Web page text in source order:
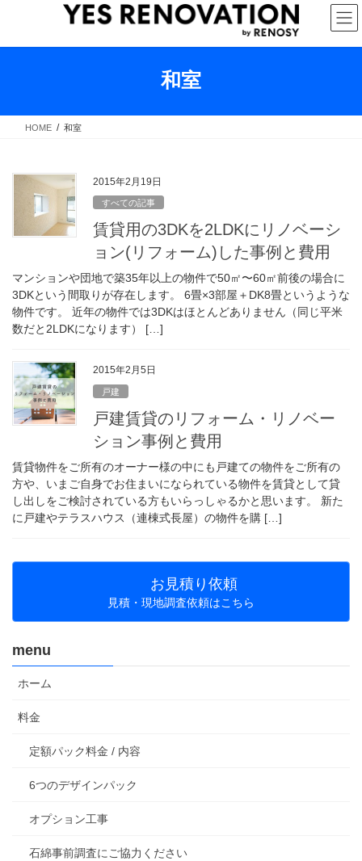
和室
HOME 和室
2015年2月19日
すべての記事
賃貸用の3DKを2LDKにリノベーシ
ョン(リフォーム)した事例と費用
マンションや団地で築35年以上の物件で50㎡〜60㎡前後の場合に
3DKという間取りが存在します。 6畳×3部屋＋DK8畳というような
物件です。 近年の物件では3DKはほとんどありません（同じ平米
数だと2LDKになります） […]
2015年2月5日
戸建
戸建賃貸のリフォーム・リノベー
ション事例と費用
賃貸物件をご所有のオーナー様の中にも戸建ての物件をご所有の
方や、いまご自身でお住まいになられている物件を賃貸として貸
し出しをご検討されている方もいらっしゃるかと思います。 新た
に戸建やテラスハウス（連棟式長屋）の物件を購 […]
お見積り依頼
見積・現地調査依頼はこちら
menu
ホーム
料金
定額パック料金 / 内容
6つのデザインパック
オプション工事
石綿事前調査にご協力ください